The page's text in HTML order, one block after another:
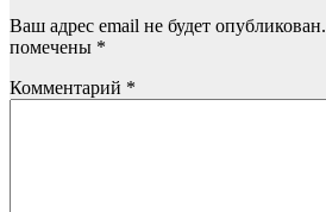
Ваш адрес email не будет опубликован.
помечены *
Комментарий *